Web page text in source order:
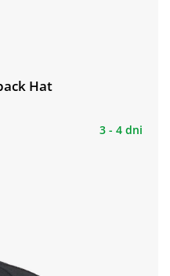
Hat
3 - 4 dni